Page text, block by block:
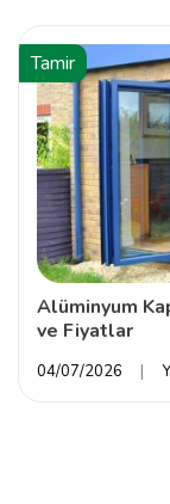
Tamir
Alüminyum
ve Fiyatlar
04/07/2026